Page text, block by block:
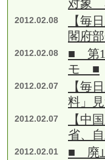
対象
2012.02.08
【毎
閣府
2012.02.08
■ 第
モ ■
2012.02.07
【毎
料」
2012.02.07
【中
省、
2012.02.01 ■ 廃